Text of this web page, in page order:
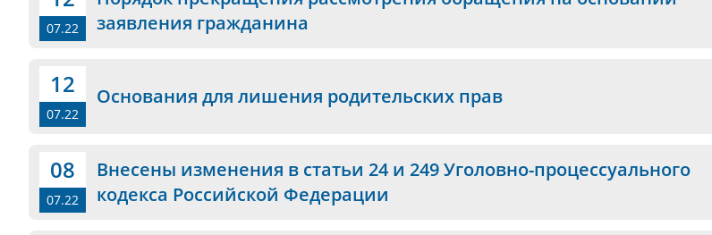
07.22
заявления гражданина
12
07.22
Основания для лишения родительских прав
08
07.22
Внесены изменения в статьи 24 и 249 Уголовно-процессуального
кодекса Российской Федерации